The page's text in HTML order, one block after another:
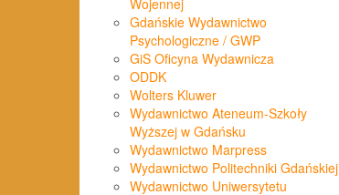
Wojennej
Gdańskie Wydawnictwo
Psychologiczne / GWP
GiS Oficyna Wydawnicza
ODDK
Wolters Kluwer
Wydawnictwo Ateneum-Szkoły
Wyższej w Gdańsku
Wydawnictwo Marpress
Wydawnictwo Politechniki Gdańskiej
Wydawnictwo Uniwersytetu